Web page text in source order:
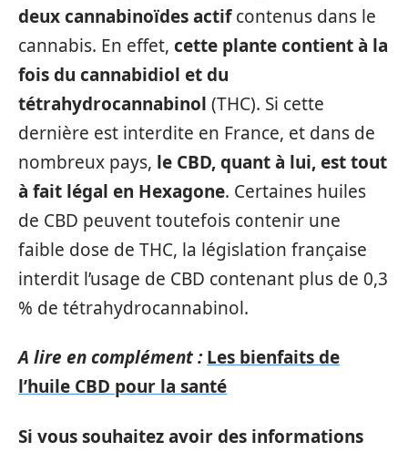
deux cannabinoïdes actifcontenus dans le
cannabis. En effet, cette plante contient à la
fois du cannabidiol et du
tétrahydrocannabinol (THC). Si cette
dernière est interdite en France, et dans de
nombreux pays, le CBD, quant à lui, est tout
à fait légal en Hexagone. Certaines huiles
de CBD peuvent toutefois contenir une
faible dose de THC, la législation française
interdit l’usage de CBD contenant plus de 0,3
% de tétrahydrocannabinol.
A lire en complément : Les bienfaits de
l’huile CBD pour la santé
Si vous souhaitez avoir des informations